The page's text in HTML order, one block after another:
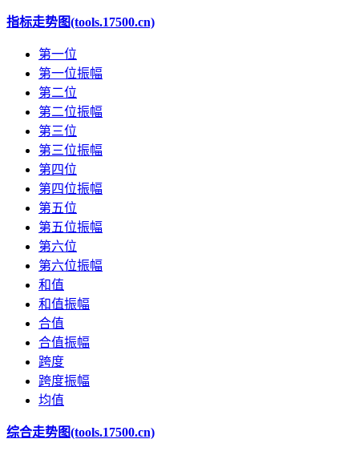
指标走势图(tools.17500.cn)
第一位
第一位振幅
第二位
第二位振幅
第三位
第三位振幅
第四位
第四位振幅
第五位
第五位振幅
第六位
第六位振幅
和值
和值振幅
合值
合值振幅
跨度
跨度振幅
均值
综合走势图(tools.17500.cn)